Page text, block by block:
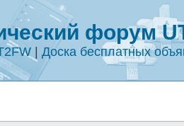
форум
| Доска бесплатных